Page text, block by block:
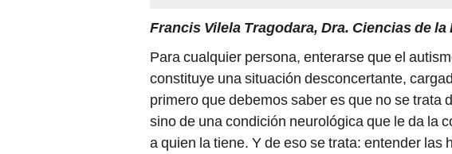
Francis Vilela Tragodara, Dra. Ciencias de
Para cualquier persona, enterarse que el
constituye una situación desconcertante,
primero que debemos saber es que no se trata
sino de una condición neurológica que le da la
a quien la tiene. Y de eso se trata: entender las